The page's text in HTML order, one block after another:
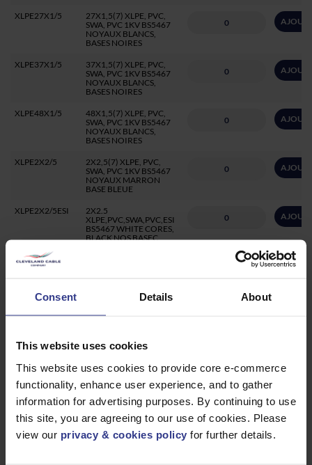
Consent Details About
This website uses cookies
This website uses cookies to provide core e-commerce
functionality, enhance user experience, and to gather
information for advertising purposes. By continuing to use
this site, you are agreeing to our use of cookies. Please
view our privacy & cookies policy for further details.
XLPE27X1/5
27X1,5(7) XLPE, PVC,
SWA, PVC 1KV BS5467
NOYAUX BLANCS,
BASES NOIRES
XLPE37X1/5
37X1,5(7) XLPE, PVC,
SWA, PVC 1KV BS5467
NOYAUX BLANCS,
BASES NOIRES
XLPE48X1/5
48X1,5(7) XLPE, PVC,
SWA, PVC 1KV BS5467
NOYAUX BLANCS,
BASES NOIRES
XLPE2X2/5
2X2,5(7) XLPE, PVC,
SWA, PVC 1KV BS5467
NOYAUX MARRON
BASE BLEUE
XLPE2X2/5ESI
2X2.5
XLPE,PVC,SWA,PVC,ESI
BS5467 WHITE CORES,
BLACK NOS BASEC
XLPE3X2/5R25
SWA, PVC 1KV BS5467
XLPE3X2/5R100
3X2,5(7) XLPE, PVC,
100M REEL
XLPE3X2/5
3X2,5(7) XLPE, PVC,
SWA, PVC 1KV BS5467
NŒUDS BRUNS NOIRS
GRIS BASEC
XLPE3X2/5ESI
3X2.5